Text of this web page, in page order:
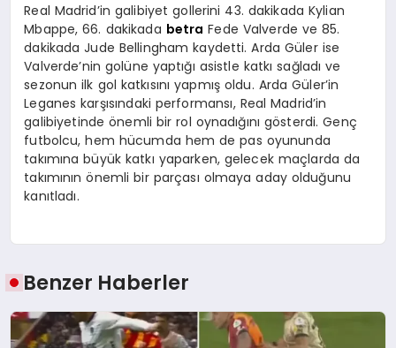
Real Madrid’in galibiyet gollerini 43. dakikada Kylian
Mbappe, 66. dakikada betra Fede Valverde ve 85.
dakikada Jude Bellingham kaydetti. Arda Güler ise
Valverde’nin golüne yaptığı asistle katkı sağladı ve
sezonun ilk gol katkısını yapmış oldu. Arda Güler’in
Leganes karşısındaki performansı, Real Madrid’in
galibiyetinde önemli bir rol oynadığını gösterdi. Genç
futbolcu, hem hücumda hem de pas oyununda
takımına büyük katkı yaparken, gelecek maçlarda da
takımının önemli bir parçası olmaya aday olduğunu
kanıtladı.
Benzer Haberler